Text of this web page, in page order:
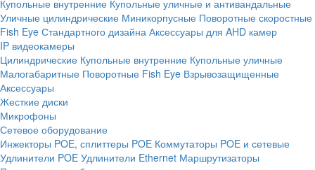
Купольные внутренние Купольные уличные и антивандальные
Уличные цилиндрические Миникорпусные Поворотные скоростные
Fish Eye Стандартного дизайна Аксессуары для AHD камер
IP видеокамеры
Цилиндрические Купольные внутренние Купольные уличные
Малогабаритные Поворотные Fish Eye Взрывозащищенные
Аксессуары
Жесткие диски
Микрофоны
Сетевое оборудование
Инжекторы POE, сплиттеры POE Коммутаторы POE и сетевые
Удлинители POE Удлинители Ethernet Маршрутизаторы